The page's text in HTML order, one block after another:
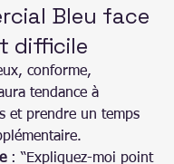
Bleu face
difficile
conforme,
tendance à
et prendre un temps
: “Expliquez-moi point